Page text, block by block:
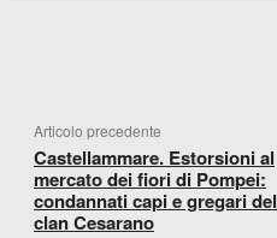
Articolo precedente
Castellammare. Estorsioni al
mercato dei fiori di Pompei:
condannati capi e gregari del
clan Cesarano